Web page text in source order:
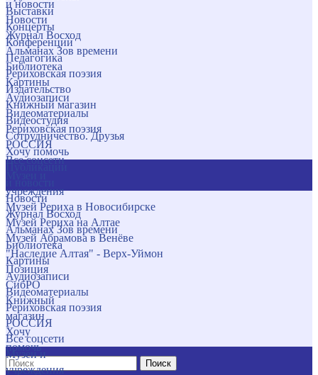
и новости
Новости
Журнал Восход
Альманах Зов времени
Библиотека
Картины
Аудиозаписи
Видеоматериалы
Рериховская поэзия
РОССИЯ
Все соцсети
учреждения
Музей Рериха в Новосибирске
Музей Рериха на Алтае
Музей Абрамова в Венёве
"Наследие Алтая" - Верх-Уймон
Позиция
СибРО
Книжный
магазин
Хочу
помочь
Поиск
Выставки
Концерты
Конференции
Педагогика
Рериховская поэзия
Издательство
Книжный магазин
Видеостудия
Сотрудничество. Друзья
Хочу помочь
Новости
Журнал Восход
Альманах Зов времени
Библиотека
Картины
Аудиозаписи
Видеоматериалы
Рериховская поэзия
РОССИЯ
Все соцсети
Музеи и
учреждения